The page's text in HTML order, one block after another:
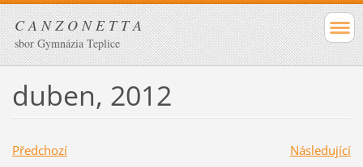
C A N Z O N E T T A
sbor Gymnázia Teplice
duben, 2012
Předchozí
Následující